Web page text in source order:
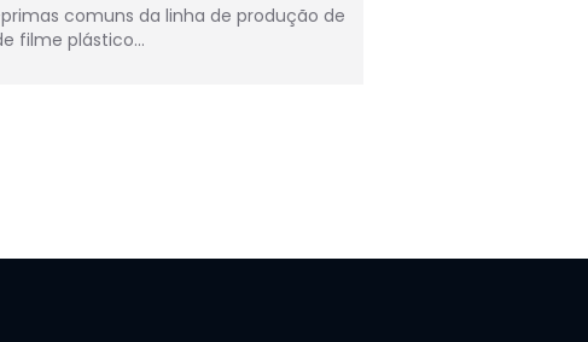
comuns da linha de produção de
filme plástico…